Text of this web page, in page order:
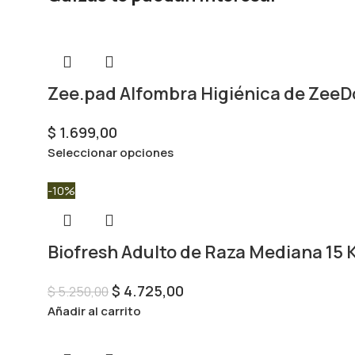
Zee.pad Alfombra Higiénica de
$ 1.699,00
Seleccionar opciones
-10%
Biofresh Adulto de Raza Mediana 15
$5.250,00$ 4.725,00
Añadir al carrito